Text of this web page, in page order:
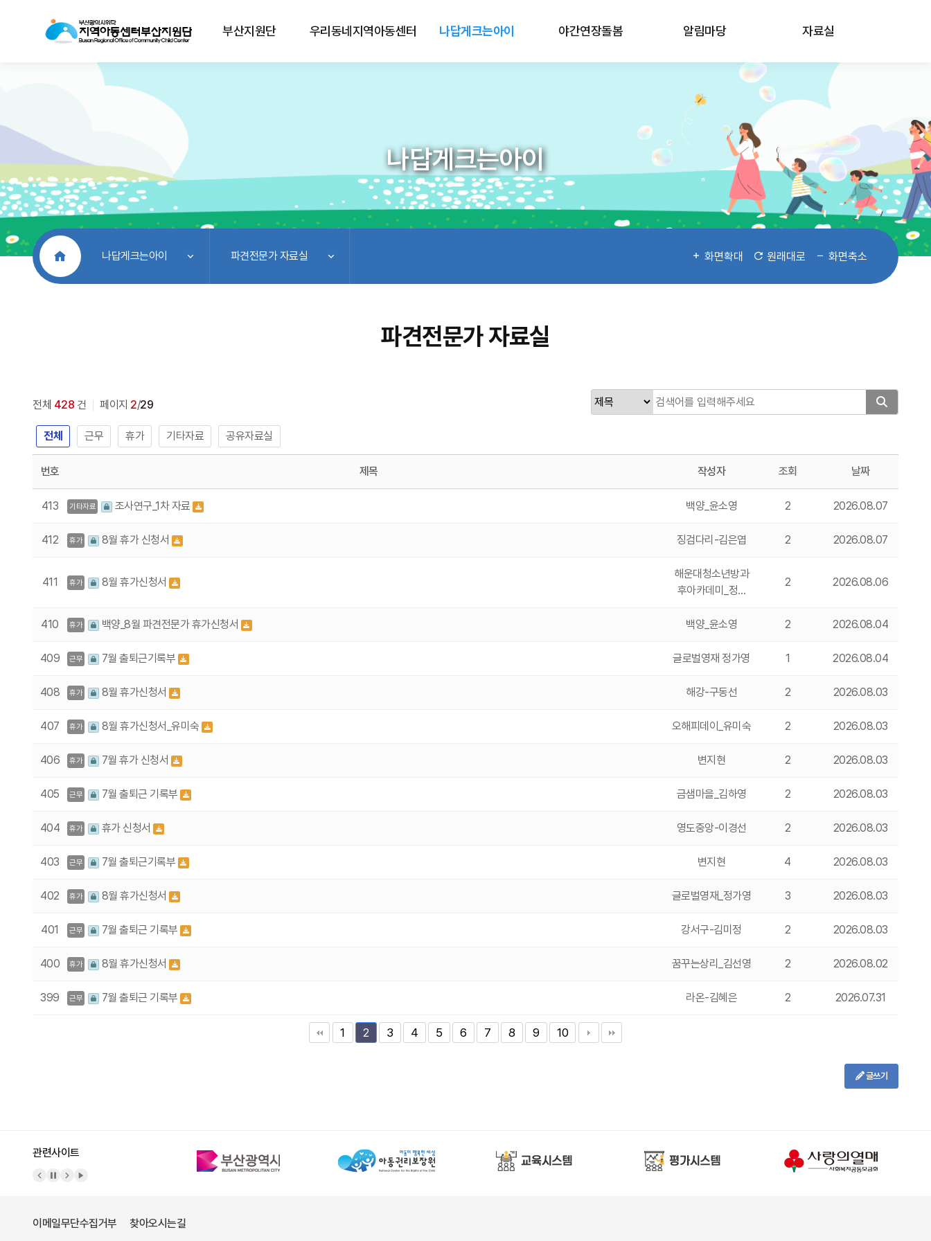
부산지원단 우리동네지역아동센터 나답게크는아이 야간연장돌봄 알림마당 자료실
나답게크는아이
처음으로나답게크는아이 파견전문가 자료실 화면확대 원래대로 화면축소
파견전문가 자료실
전체 428 건 페이지 2/29
전체 근무 휴가 기타자료 공유자료실
번호 제목 작성자 조회 날짜
413 기타자료 조사연구_1차 자료 백양_윤소영 2 2026.08.07
412 휴가 8월 휴가 신청서 징검다리-김은엽 2 2026.08.07
411 휴가 8월 휴가신청서
해운대청소년방과
후아카데미_정…
2 2026.08.06
410 휴가 백양_8월 파견전문가 휴가신청서 백양_윤소영 2 2026.08.04
409 근무 7월 출퇴근기록부 글로벌영재 정가영 1 2026.08.04
408 휴가 8월 휴가신청서 해강-구동선 2 2026.08.03
407 휴가 8월 휴가신청서_유미숙 오해피데이_유미숙 2 2026.08.03
406 휴가 7월 휴가 신청서 변지현 2 2026.08.03
405 근무 7월 출퇴근 기록부 금샘마을_김하영 2 2026.08.03
404 휴가 휴가 신청서 영도중앙-이경선 2 2026.08.03
403 근무 7월 출퇴근기록부 변지현 4 2026.08.03
402 휴가 8월 휴가신청서 글로벌영재_정가영 3 2026.08.03
401 근무 7월 출퇴근 기록부 강서구-김미정 2 2026.08.03
400 휴가 8월 휴가신청서 꿈꾸는상리_김선영 2 2026.08.02
399 근무 7월 출퇴근 기록부 라온-김혜은 2 2026.07.31
1 2 3 4 5 6 7 8 9 10
글쓰기
관련사이트
이메일무단수집거부 찾아오시는길